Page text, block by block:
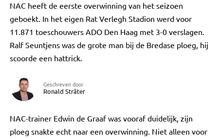
NAC heeft de eerste overwinning van het seizoen
geboekt. In het eigen Rat Verlegh Stadion werd voor
11.871 toeschouwers ADO Den Haag met 3-0 verslagen.
Ralf Seuntjens was de grote man bij de Bredase ploeg, hij
scoorde een hattrick.
Geschreven door
Ronald Sträter
NAC-trainer Edwin de Graaf was vooraf duidelijk, zijn
ploeg snakte echt naar een overwinning. Niet alleen voor